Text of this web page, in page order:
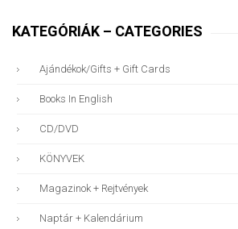
KATEGÓRIÁK – CATEGORIES
Ajándékok/gifts + Gift Cards
Books In English
CD/DVD
KÖNYVEK
Magazinok + Rejtvények
Naptár + Kalendárium